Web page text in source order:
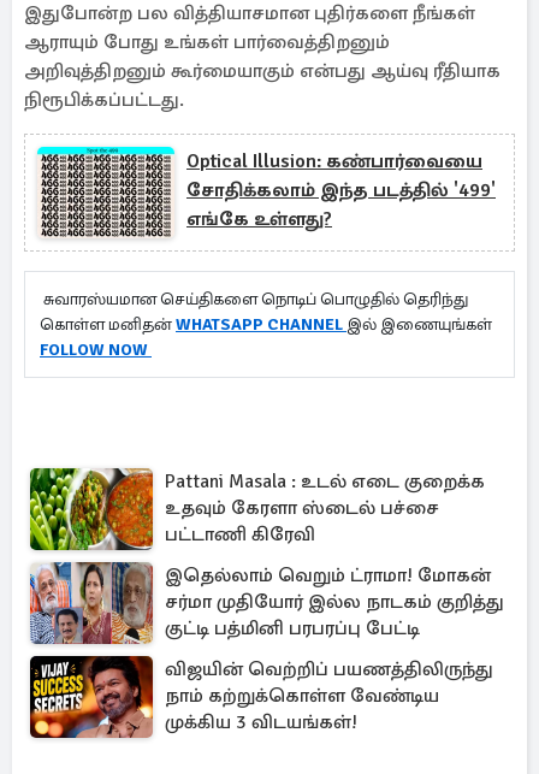
இதுபோன்ற பல வித்தியாசமான புதிர்களை நீங்கள்
ஆராயும் போது உங்கள் பார்வைத்திறனும்
அறிவுத்திறனும் கூர்மையாகும் என்பது ஆய்வு ரீதியாக
நிரூபிக்கப்பட்டது.
Optical Illusion: கண்பார்வையை
சோதிக்கலாம் இந்த படத்தில் '499'
எங்கே உள்ளது?
சுவாரஸ்யமான செய்திகளை நொடிப் பொழுதில் தெரிந்து
கொள்ள மனிதன்WHATSAPP CHANNEL இல் இணையுங்கள்
FOLLOW NOW
Pattani Masala : உடல் எடை குறைக்க
உதவும் கேரளா ஸ்டைல் பச்சை
பட்டாணி கிரேவி
இதெல்லாம் வெறும் ட்ராமா! மோகன்
சர்மா முதியோர் இல்ல நாடகம் குறித்து
குட்டி பத்மினி பரபரப்பு பேட்டி
விஜயின் வெற்றிப் பயணத்திலிருந்து
நாம் கற்றுக்கொள்ள வேண்டிய
முக்கிய 3 விடயங்கள்!